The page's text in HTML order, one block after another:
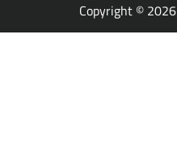
Copyright © 2026